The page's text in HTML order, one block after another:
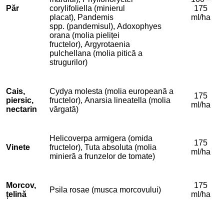
Păr
corylifoliella (minierul
placat), Pandemis
spp. (pandemisul), Adoxophyes
orana (molia pieliței
fructelor), Argyrotaenia
pulchellana (molia pitică a
strugurilor)
175
ml/ha
Cais,
piersic,
nectarin
Cydya molesta (molia europeană a
fructelor), Anarsia lineatella (molia
vărgată)
175
ml/ha
Vinete
Helicoverpa armigera (omida
fructelor), Tuta absoluta (molia
minieră a frunzelor de tomate)
175
ml/ha
Morcov,
țelină
Psila rosae (musca morcovului)
175
ml/ha